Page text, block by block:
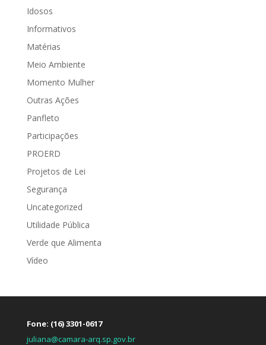
Idosos
Informativos
Matérias
Meio Ambiente
Momento Mulher
Outras Ações
Panfleto
Participações
PROERD
Projetos de Lei
Segurança
Uncategorized
Utilidade Pública
Verde que Alimenta
Vídeo
Fone: (16) 3301-0617
juliana@camara-arq.sp.gov.br